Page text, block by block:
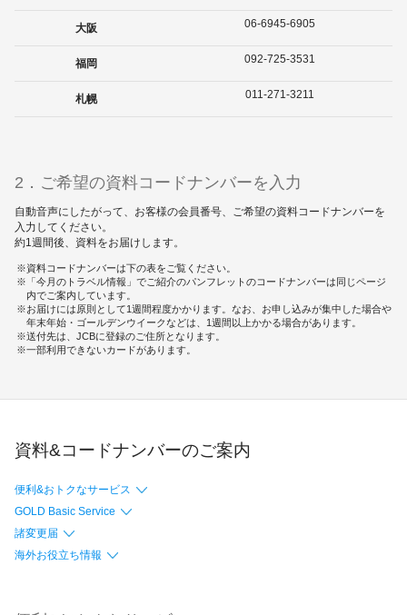
大阪 06-6945-6905
福岡 092-725-3531
札幌 011-271-3211
2．ご希望の資料コードナンバーを入力
自動音声にしたがって、お客様の会員番号、ご希望の資料コードナンバーを
入力してください。
約1週間後、資料をお届けします。
資料コードナンバーは下の表をご覧ください。
「今月のトラベル情報」でご紹介のパンフレットのコードナンバーは同じページ
内でご案内しています。
お届けには原則として1週間程度かかります。なお、お申し込みが集中した場合や
年末年始・ゴールデンウイークなどは、1週間以上かかる場合があります。
送付先は、JCBに登録のご住所となります。
一部利用できないカードがあります。
資料&コードナンバーのご案内
便利&おトクなサービス
GOLD Basic Service
諸変更届
海外お役立ち情報